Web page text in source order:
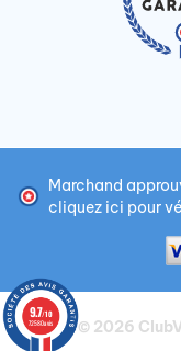
Marchand
cliquez ici pour
© 2026
9.7/10
72580 avis